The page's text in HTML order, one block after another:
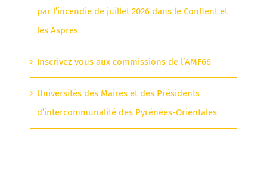
par l’incendie de juillet 2026 dans le Conflent et
les Aspres
Inscrivez vous aux commissions de l’AMF66
Universités des Maires et des Présidents
d’intercommunalité des Pyrénées-Orientales